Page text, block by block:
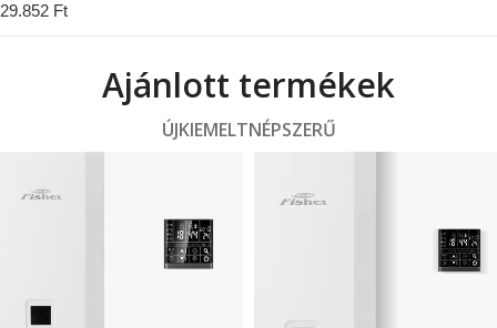
29.852 Ft
Ajánlott termékek
ÚJKIEMELTNÉPSZERŰ